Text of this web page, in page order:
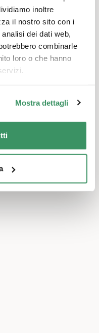
inoltre
il nostro sito con i
dei dati web,
combinarle
loro o che hanno
Mostra dettagli